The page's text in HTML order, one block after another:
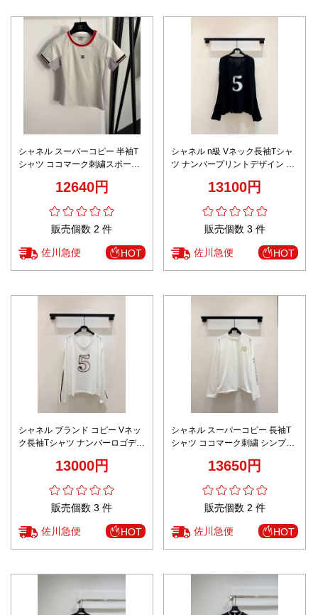
シャネル スーパーコピー 半袖T
シャツ ココマーク刺繍スポーツ
12640円
販売個数 2 件
佐川急便 HOT
シャネル n級 Vネック長袖Tシャ
ツ ナンバープリントデザイン 上
13100円
販売個数 3 件
佐川急便 HOT
シャネル ブランド コピー Vネッ
ク長袖Tシャツ ナンバーロゴデザ
13000円
販売個数 3 件
佐川急便 HOT
シャネル スーパーコピー 長袖T
シャツ ココマーク刺繍 シンプル
13650円
販売個数 2 件
佐川急便 HOT